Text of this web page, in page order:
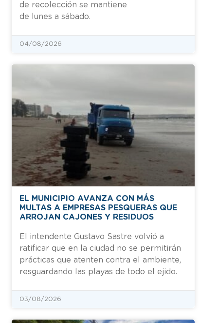
de recolección se mantiene
de lunes a sábado.
04/08/2026
EL MUNICIPIO AVANZA CON MÁS
MULTAS A EMPRESAS PESQUERAS QUE
ARROJAN CAJONES Y RESIDUOS
El intendente Gustavo Sastre volvió a
ratificar que en la ciudad no se permitirán
prácticas que atenten contra el ambiente,
resguardando las playas de todo el ejido.
03/08/2026